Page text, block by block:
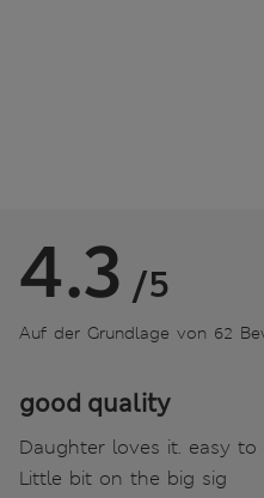
4.3 /5
Auf der Grundlage von 62
good quality
Daughter loves it. easy to
Little bit on the big sig